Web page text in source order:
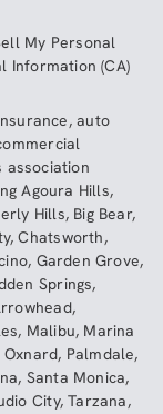
My Personal
Information (CA)
,auto
association
Agoura Hills,
Hills, Big Bear,
,Chatsworth,
, Garden Grove,
Springs,
,
, Malibu, Marina
Oxnard, Palmdale,
, Santa Monica,
City,Tarzana,